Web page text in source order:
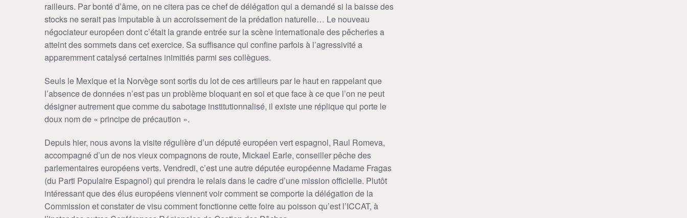
railleurs. Par bonté d’âme, on ne citera pas ce chef de délégation qui a demandé si la baisse des
stocks ne serait pas imputable à un accroissement de la prédation naturelle… Le nouveau
négociateur européen dont c’était la grande entrée sur la scène internationale des pêcheries a
atteint des sommets dans cet exercice. Sa suffisance qui confine parfois à l’agressivité a
apparemment catalysé certaines inimitiés parmi ses collègues.
Seuls le Mexique et la Norvège sont sortis du lot de ces artilleurs par le haut en rappelant que
l’absence de données n’est pas un problème bloquant en soi et que face à ce que l’on ne peut
désigner autrement que comme du sabotage institutionnalisé, il existe une réplique qui porte le
doux nom de « principe de précaution ».
Depuis hier, nous avons la visite régulière d’un député européen vert espagnol, Raul Romeva,
accompagné d’un de nos vieux compagnons de route, Mickael Earle, conseiller pêche des
parlementaires européens verts. Vendredi, c’est une autre députée européenne Madame Fragas
(du Parti Populaire Espagnol) qui prendra le relais dans le cadre d’une mission officielle. Plutôt
intéressant que des élus européens viennent voir comment se comporte la délégation de la
Commission et constater de visu comment fonctionne cette foire au poisson qu’est l’ICCAT, à